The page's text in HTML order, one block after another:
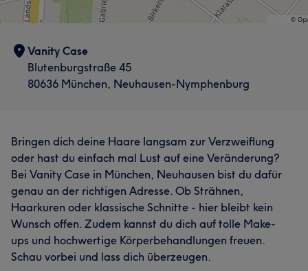
Vanity Case
Blutenburgstraße 45
80636 München, Neuhausen-Nymphenburg
Bringen dich deine Haare langsam zur Verzweiflung
oder hast du einfach mal Lust auf eine Veränderung?
Bei Vanity Case in München, Neuhausen bist du dafür
genau an der richtigen Adresse. Ob Strähnen,
Haarkuren oder klassische Schnitte - hier bleibt kein
Wunsch offen. Zudem kannst du dich auf tolle Make-
ups und hochwertige Körperbehandlungen freuen.
Schau vorbei und lass dich überzeugen.